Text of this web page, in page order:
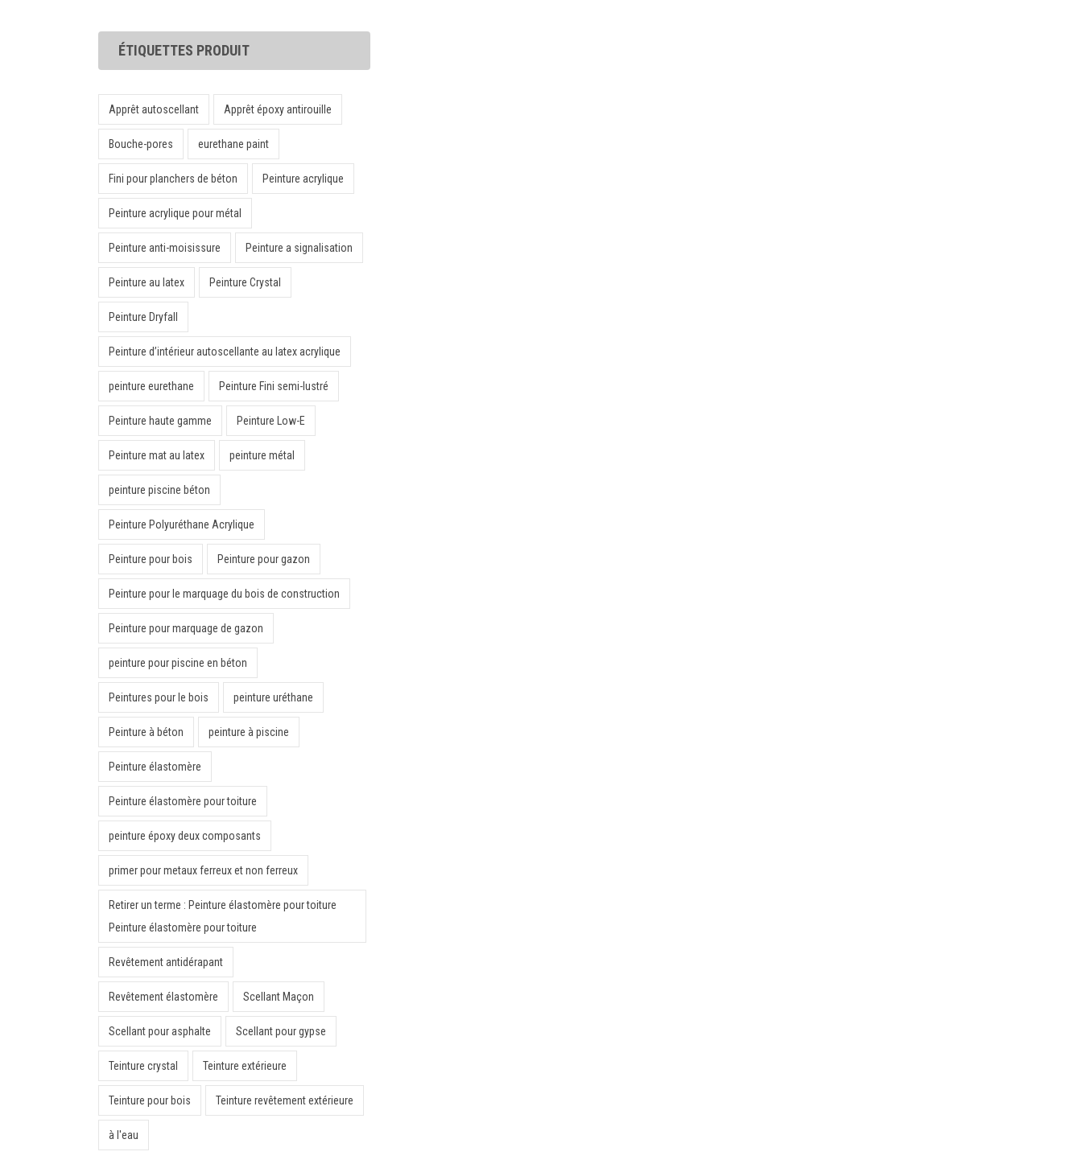
ÉTIQUETTES PRODUIT
Apprêt autoscellant Apprêt époxy antirouille
Bouche-pores eurethane paint
Fini pour planchers de béton Peinture acrylique
Peinture acrylique pour métal
Peinture anti-moisissure Peinture a signalisation
Peinture au latex Peinture Crystal
Peinture Dryfall
Peinture d’intérieur autoscellante au latex acrylique
peinture eurethane Peinture Fini semi-lustré
Peinture haute gamme Peinture Low-E
Peinture mat au latex peinture métal
peinture piscine béton
Peinture Polyuréthane Acrylique
Peinture pour bois Peinture pour gazon
Peinture pour le marquage du bois de construction
Peinture pour marquage de gazon
peinture pour piscine en béton
Peintures pour le bois peinture uréthane
Peinture à béton peinture à piscine
Peinture élastomère
Peinture élastomère pour toiture
peinture époxy deux composants
primer pour metaux ferreux et non ferreux
Retirer un terme : Peinture élastomère pour toiture
Peinture élastomère pour toiture
Revêtement antidérapant
Revêtement élastomère Scellant Maçon
Scellant pour asphalte Scellant pour gypse
Teinture crystal Teinture extérieure
Teinture pour bois Teinture revêtement extérieure
à l'eau